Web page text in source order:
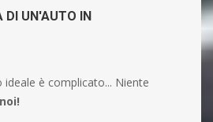
DI UN'AUTO IN
è complicato... Niente